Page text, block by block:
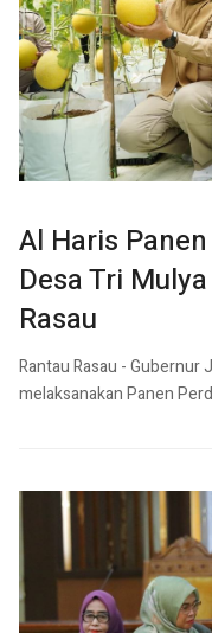
Al Haris
Desa Tri
Rasau
Rantau Rasau - Gubernur
melaksanakan Panen